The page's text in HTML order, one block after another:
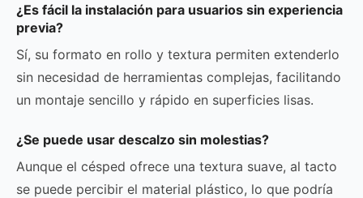
¿Es fácil la instalación para usuarios sin experiencia
previa?
Sí, su formato en rollo y textura permiten extenderlo
sin necesidad de herramientas complejas, facilitando
un montaje sencillo y rápido en superficies lisas.
¿Se puede usar descalzo sin molestias?
Aunque el césped ofrece una textura suave, al tacto
se puede percibir el material plástico, lo que podría